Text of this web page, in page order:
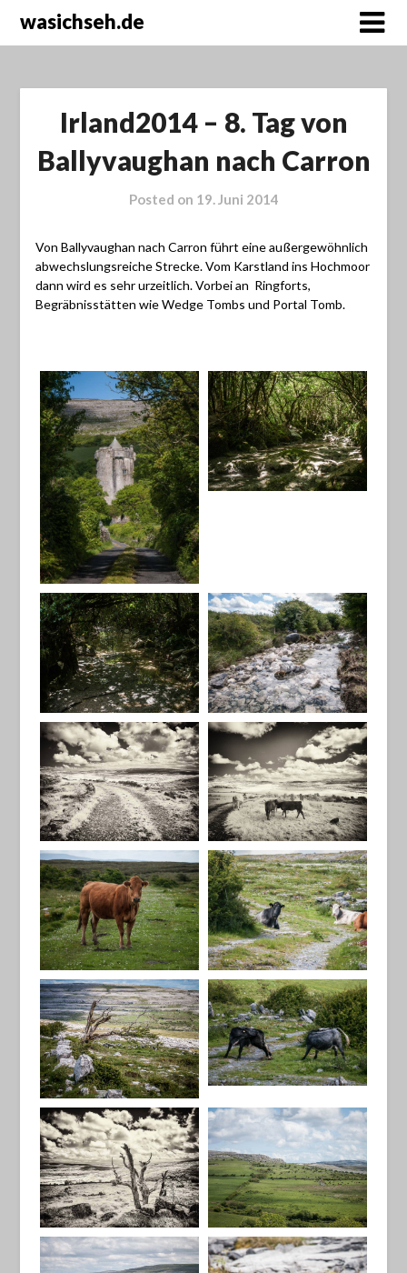
wasichseh.de
Irland2014 – 8. Tag von
Ballyvaughan nach Carron
Posted on 19. Juni 2014
Von Ballyvaughan nach Carron führt eine außergewöhnlich
abwechslungsreiche Strecke. Vom Karstland ins Hochmoor
dann wird es sehr urzeitlich. Vorbei an Ringforts,
Begräbnisstätten wie Wedge Tombs und Portal Tomb.